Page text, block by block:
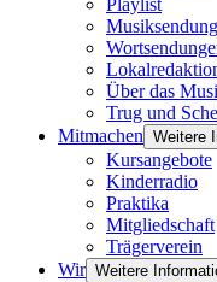
Playlist
Über das
Trug und
Mitmachen Weitere
Kursangebote
Kinderradio
Praktika
Mitgliedschaft
Trägerverein
Wir Weitere